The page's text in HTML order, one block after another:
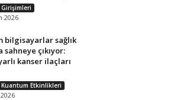
2026
bilgisayarlar sağlık
sahneye çıkıyor:
kanser ilaçları
Etkinlikleri